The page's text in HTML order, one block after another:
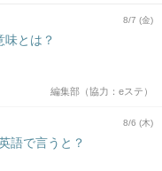
8/7 (金)
とは？
編集部（協力：eステ）
8/6 (木)
語で言うと？